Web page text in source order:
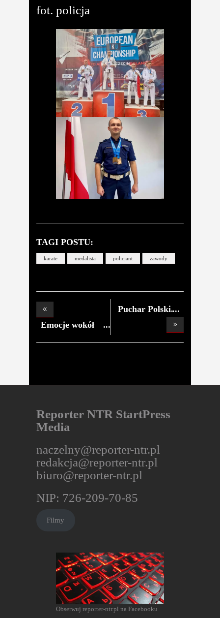
fot. policja
TAGI POSTU:
karate medalista policjant zawody
Emocje wokół
małe
Puchar Polski.
Reporter NTR StartPress
Media
naczelny@reporter-ntr.pl
redakcja@reporter-ntr.pl
biuro@reporter-ntr.pl
NIP: 726-209-70-85
Filmy
Obserwuj reporter-ntr.pl na Facebooku